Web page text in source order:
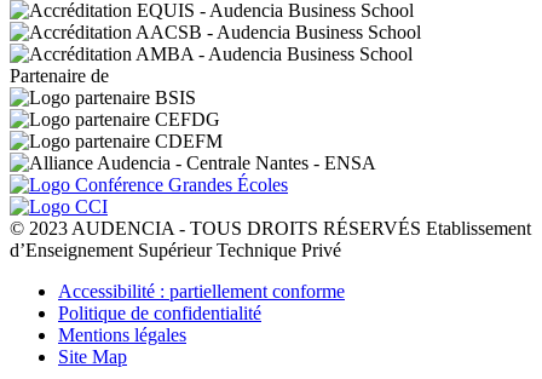
Partenaire de
© 2023 AUDENCIA - TOUS DROITS RÉSERVÉS Etablissement
d’Enseignement Supérieur Technique Privé
Pied
page
Accessibilité : partiellement conforme
Politique de confidentialité
Mentions légales
Site Map